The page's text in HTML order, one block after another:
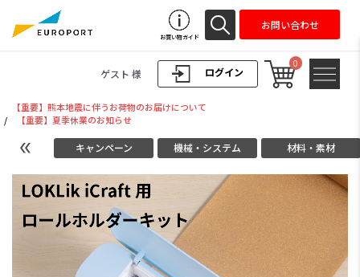
ログイン
ゲスト 様
0
お買い物ガイド
お問い合わせ
【重要】熊本地震に伴うお荷物のお届けについて
/
【重要】夏季休業のお知らせ
キャンペーン 機械・システム 材料・素材